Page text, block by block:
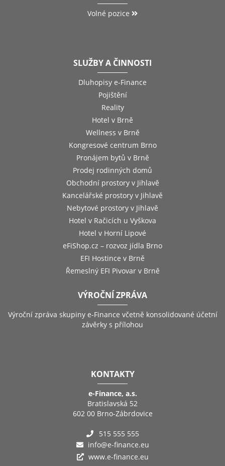
Volné pozice
SLUŽBY A ČINNOSTI
Dluhopisy e-Finance
Pojištění
Reality
Hotel v Brně
Wellness v Brně
Kongresové centrum Brno
Pronájem bytů v Brně
Prodej rodinných domů
Obchodní prostory v Jihlavě
Kancelářské prostory v Jihlavě
Nebytové prostory v Jihlavě
Hotel v Račicích u Vyškova
Hotel v Horní Lipové
eFiShop.cz – rozvoz jídla Brno
EFI Hostince v Brně
Řemeslný EFI Pivovar v Brně
VÝROČNÍ ZPRÁVA
Výroční zpráva skupiny e-Finance včetně konsolidované účetní
závěrky s přílohou
KONTAKTY
e-Finance, a.s.
Bratislavská 52
602 00 Brno-Zábrdovice
515 555 555
info@e-finance.eu
www.e-finance.eu